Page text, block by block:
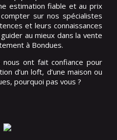
estimation fiable et au prix
sur nos spécialistes
et leurs connaissances
au mieux dans la vente
à Bondues.
nous ont fait confiance pour
d’un loft, d’une maison ou
pourquoi pas vous ?